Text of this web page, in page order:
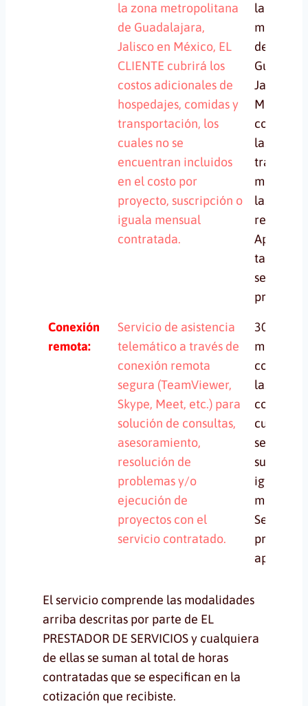
la zona metropolitana
de Guadalajara,
Jalisco en México, EL
CLIENTE cubrirá los
costos adicionales de
hospedajes, comidas y
transportación, los
cuales no se
encuentran incluidos
en el costo por
proyecto, suscripción o
iguala mensual
contratada.
la zona
de
Jalisco,
México,
las horas
traslado
misma,
las horas
retorno.
Aplica
también
servicio
proyecto.
Conexión
remota:
Servicio de asistencia
telemático a través de
conexión remota
segura (TeamViewer,
Skype, Meet, etc.) para
solución de consultas,
asesoramiento,
resolución de
problemas y/o
ejecución de
proyectos con el
servicio contratado.
30 o más
minutos
las horas
cuando el
servicio
iguala
mensual.
Servicio
proyecto
aplica.
El servicio comprende las modalidades
arriba descritas por parte de EL
PRESTADOR DE SERVICIOS y cualquiera
de ellas se suman al total de horas
contratadas que se especifican en la
cotización que recibiste.